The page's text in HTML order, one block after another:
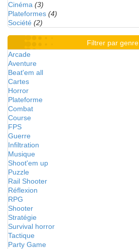
Cinéma (3)
Plateformes (4)
Société (2)
Filtrer par genre
Arcade
Aventure
Beat'em all
Cartes
Horror
Plateforme
Combat
Course
FPS
Guerre
Infiltration
Musique
Shoot'em up
Puzzle
Rail Shooter
Réflexion
RPG
Shooter
Stratégie
Survival horror
Tactique
Party Game